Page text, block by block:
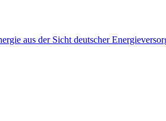
aus der Sicht deutscher